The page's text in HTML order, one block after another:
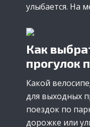
улыбается. На
Как
прогулок
Какой
для выходных
поездок по
дорожке или